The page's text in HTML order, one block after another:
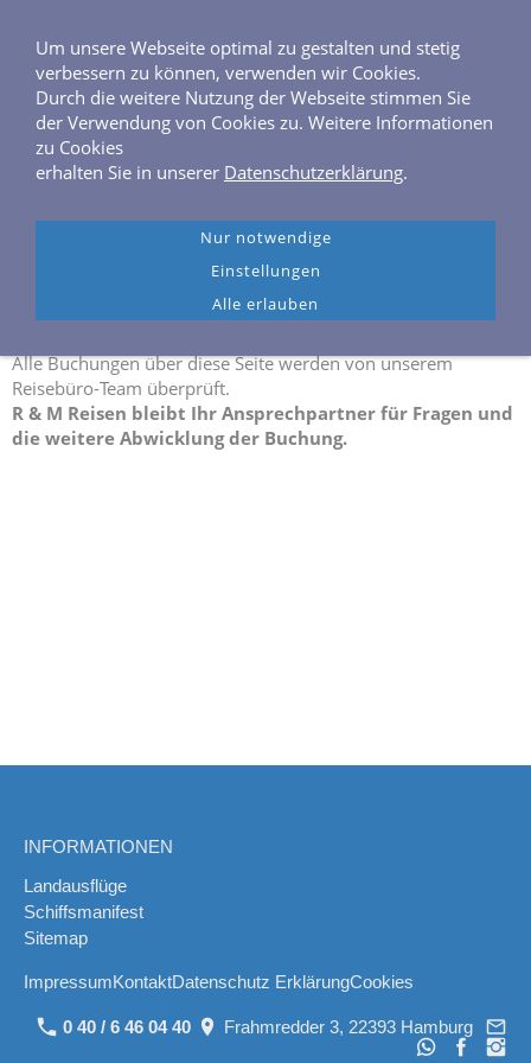
Navigation einblenden
AIDA Mittelmeer Kreuzfahrten - die besten
Alle Buchungen über diese Seite werden von unserem
Reisebüro-Team überprüft.
R & M Reisen bleibt Ihr Ansprechpartner für Fragen und
die weitere Abwicklung der Buchung.
INFORMATIONEN
Landausflüge
Schiffsmanifest
Sitemap
ImpressumKontaktDatenschutz ErklärungCookies
0 40 / 6 46 04 40 Frahmredder 3, 22393 Hamburg
Um unsere Webseite optimal zu gestalten und stetig
verbessern zu können, verwenden wir Cookies.
Durch die weitere Nutzung der Webseite stimmen Sie
der Verwendung von Cookies zu. Weitere Informationen
zu Cookies
erhalten Sie in unserer Datenschutzerklärung.
Nur notwendige
Einstellungen
Alle erlauben